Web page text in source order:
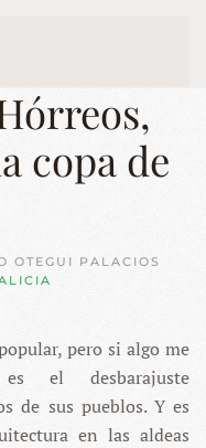
copa de
OTEGUI PALACIOS
pero si algo me
el desbarajuste
de sus pueblos. Y es
en las aldeas